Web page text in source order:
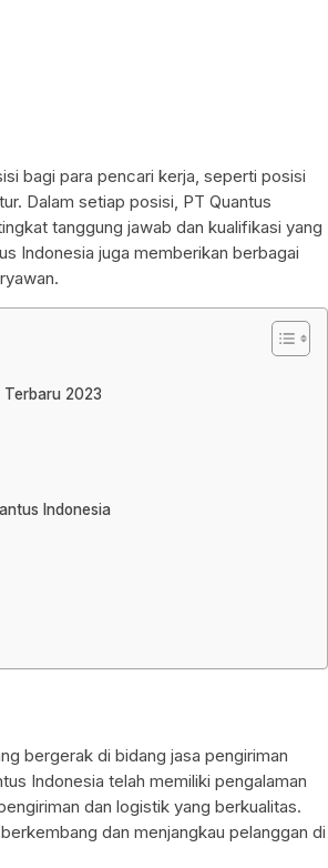
bagi para pencari kerja, seperti posisi
Dalam setiap posisi, PT Quantus
tanggung jawab dan kualifikasi yang
Indonesia juga memberikan berbagai
Terbaru 2023
Indonesia
bergerak di bidang jasa pengiriman
Indonesia telah memiliki pengalaman
dan logistik yang berkualitas.
dan menjangkau pelanggan di